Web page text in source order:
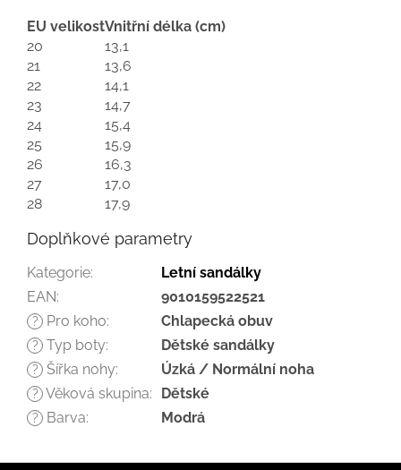
EU velikostVnitřní délka (cm)
20
13,1
21
13,6
22
14,1
23
14,7
24
15,4
25
15,9
26
16,3
27
17,0
28
17,9
Doplňkové parametry
Kategorie:
Letní sandálky
EAN: 9010159522521
? Pro koho: Chlapecká obuv
? Typ boty: Dětské sandálky
? Šířka nohy: Úzká / Normální noha
? Věková skupina: Dětské
? Barva: Modrá